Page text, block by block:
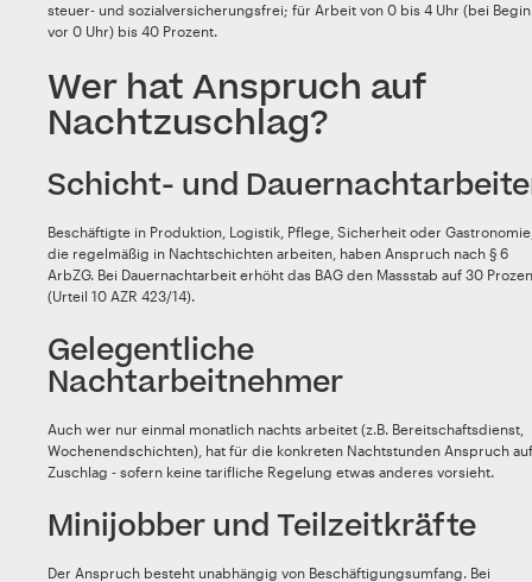
steuer- und sozialversicherungsfrei; für Arbeit von 0 bis 4 Uhr (bei
vor 0 Uhr) bis 40 Prozent.
Wer hat Anspruch auf
Nachtzuschlag?
Schicht- und
Beschäftigte in Produktion, Logistik, Pflege, Sicherheit oder
die regelmäßig in Nachtschichten arbeiten, haben Anspruch nach § 6
ArbZG. Bei Dauernachtarbeit erhöht das BAG den Massstab auf 30
(Urteil 10 AZR 423/14).
Gelegentliche
Nachtarbeitnehmer
Auch wer nur einmal monatlich nachts arbeitet (z.B. Bereitschaftsdienst,
Wochenendschichten), hat für die konkreten Nachtstunden Anspruch auf
Zuschlag - sofern keine tarifliche Regelung etwas anderes vorsieht.
Minijobber und Teilzeitkräfte
Der Anspruch besteht unabhängig von Beschäftigungsumfang. Bei